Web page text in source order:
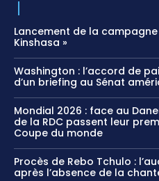
Lancement de la campagne
Kinshasa »
Washington : l’accord de
d’un briefing au Sénat
Mondial 2026 : face au
de la RDC passent leur
Coupe du monde
Procès de Rebo Tchulo :
après l’absence de la